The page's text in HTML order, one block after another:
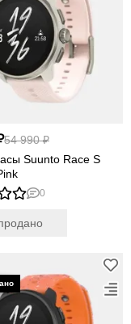
54 990 ₽
Suunto Race S
0